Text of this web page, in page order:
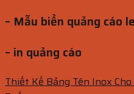
– Mẫu biển quảng cáo
– in quảng cáo
Thiết Kế Bảng Tên Inox